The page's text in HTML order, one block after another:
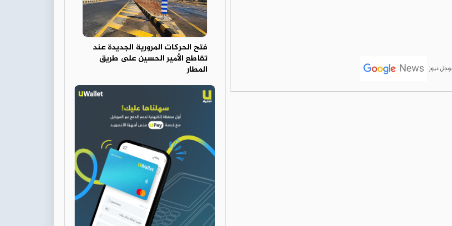
نيوز
فتح الحركات المرورية الجديدة عند
تقاطع الأمير الحسين على طريق
المطار